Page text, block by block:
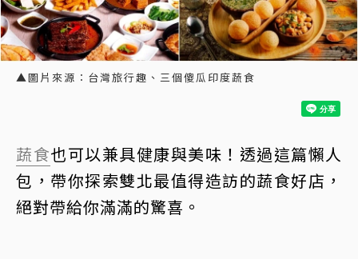
▲圖片來源：台灣旅行趣、三個傻瓜印度蔬食
蔬食也可以兼具健康與美味！透過這篇懶人
包，帶你探索雙北最值得造訪的蔬食好店，
絕對帶給你滿滿的驚喜。